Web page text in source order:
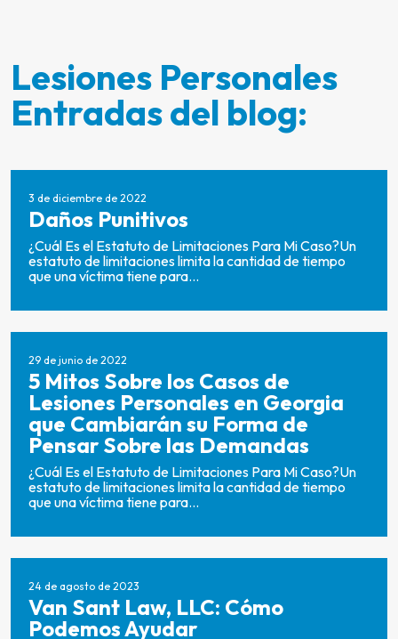
Lesiones Personales
Entradas del blog:
3 de diciembre de 2022
Daños Punitivos
¿Cuál Es el Estatuto de Limitaciones Para Mi Caso?Un
estatuto de limitaciones limita la cantidad de tiempo
que una víctima tiene para...
29 de junio de 2022
5 Mitos Sobre los Casos de
Lesiones Personales en Georgia
que Cambiarán su Forma de
Pensar Sobre las Demandas
¿Cuál Es el Estatuto de Limitaciones Para Mi Caso?Un
estatuto de limitaciones limita la cantidad de tiempo
que una víctima tiene para...
24 de agosto de 2023
Van Sant Law, LLC: Cómo
Podemos Ayudar